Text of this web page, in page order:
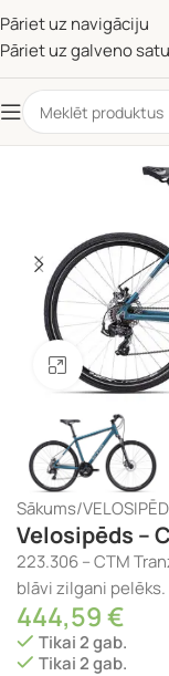
Pāriet uz navigāciju
Pāriet uz galveno
Sākums/
Velosipēds –
223.306 – CTM
blāvi zilgani
444,59€
Tikai 2 gab.
Tikai 2 gab.